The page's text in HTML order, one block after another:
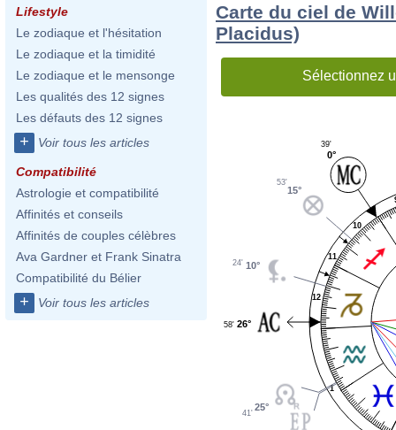
Lifestyle
Le zodiaque et l'hésitation
Le zodiaque et la timidité
Le zodiaque et le mensonge
Les qualités des 12 signes
Les défauts des 12 signes
+ Voir tous les articles
Compatibilité
Astrologie et compatibilité
Affinités et conseils
Affinités de couples célèbres
Ava Gardner et Frank Sinatra
Compatibilité du Bélier
+ Voir tous les articles
Carte du ciel de
Placidus)
Sélectionnez
1
10
11
12
0°
39'
15°
53'
10°
24'
26°
58'
25°
41'